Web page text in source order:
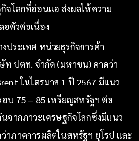
จโลกที่อ่อนแอ ส่งผลให้ความ
อตัวต่อเนื่อง
ประเทศ หน่วยธุรกิจการค้า
ท ปตท. จำกัด (มหาชน) คาดว่า
ในไตรมาส 1 ปี 2567 มีแนว
บ 75 – 85 เหรียญสหรัฐฯ ต่อ
นจากภาวะเศรษฐกิจโลกซึ่งมีแนว
าภาคการผลิตในสหรัฐฯ ยุโรป และ